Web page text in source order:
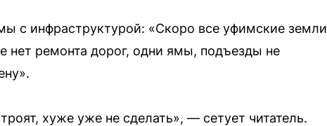
с инфраструктурой: «Скоро все уфимские земли
нет ремонта дорог, одни ямы, подъезды не
хуже уже не сделать», — сетует читатель.